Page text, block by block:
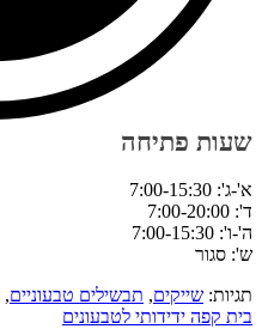
שעות פתיחה
א'-ג': 7:00-15:30
ד': 7:00-20:00
ה'-ו': 7:00-15:30
ש': סגור
תגיות: שייקים, תבשילים טבעוניים,
בית קפה ידידותי לטבעונים